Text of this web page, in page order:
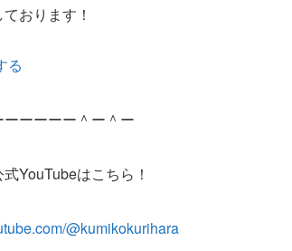
おります！
る
ーーーー＾ー＾ー
YouTubeはこちら！
@kumikokurihara